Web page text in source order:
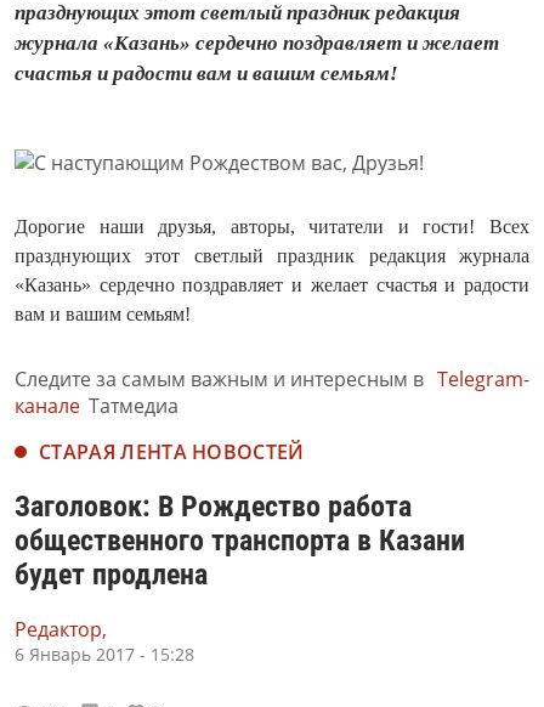
празднующих этот светлый праздник редакция
журнала «Казань» сердечно поздравляет и желает
счастья и радости вам и вашим семьям!
Дорогие наши друзья, авторы, читатели и гости! Всех
празднующих этот светлый праздник редакция журнала
«Казань» сердечно поздравляет и желает счастья и радости
вам и вашим семьям!
Следите за самым важным и интересным в Telegram-
канале Татмедиа
СТАРАЯ ЛЕНТА НОВОСТЕЙ
Заголовок: В Рождество работа
общественного транспорта в Казани
будет продлена
Редактор,
6 Январь 2017 - 15:28